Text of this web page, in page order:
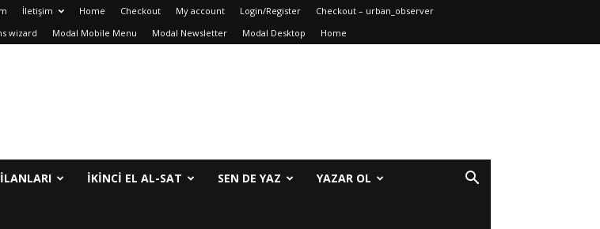
İletişim Home Checkout My account Login/Register
Checkout – urban_observer
wizard Modal Mobile Menu Modal Newsletter Modal Desktop Home
IKINCI EL AL-SAT SEN DE YAZ YAZAR OL